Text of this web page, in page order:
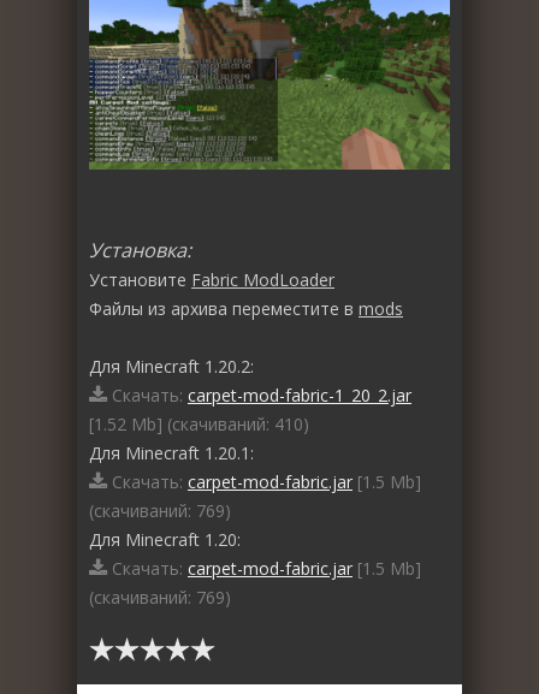
Установка:
Установите Fabric ModLoader
Файлы из архива переместите в mods
Для Minecraft 1.20.2:
Скачать: carpet-mod-fabric-1_20_2.jar
[1.52 Mb] (cкачиваний: 410)
Для Minecraft 1.20.1:
Скачать: carpet-mod-fabric.jar [1.5 Mb]
(cкачиваний: 769)
Для Minecraft 1.20:
Скачать: carpet-mod-fabric.jar [1.5 Mb]
(cкачиваний: 769)